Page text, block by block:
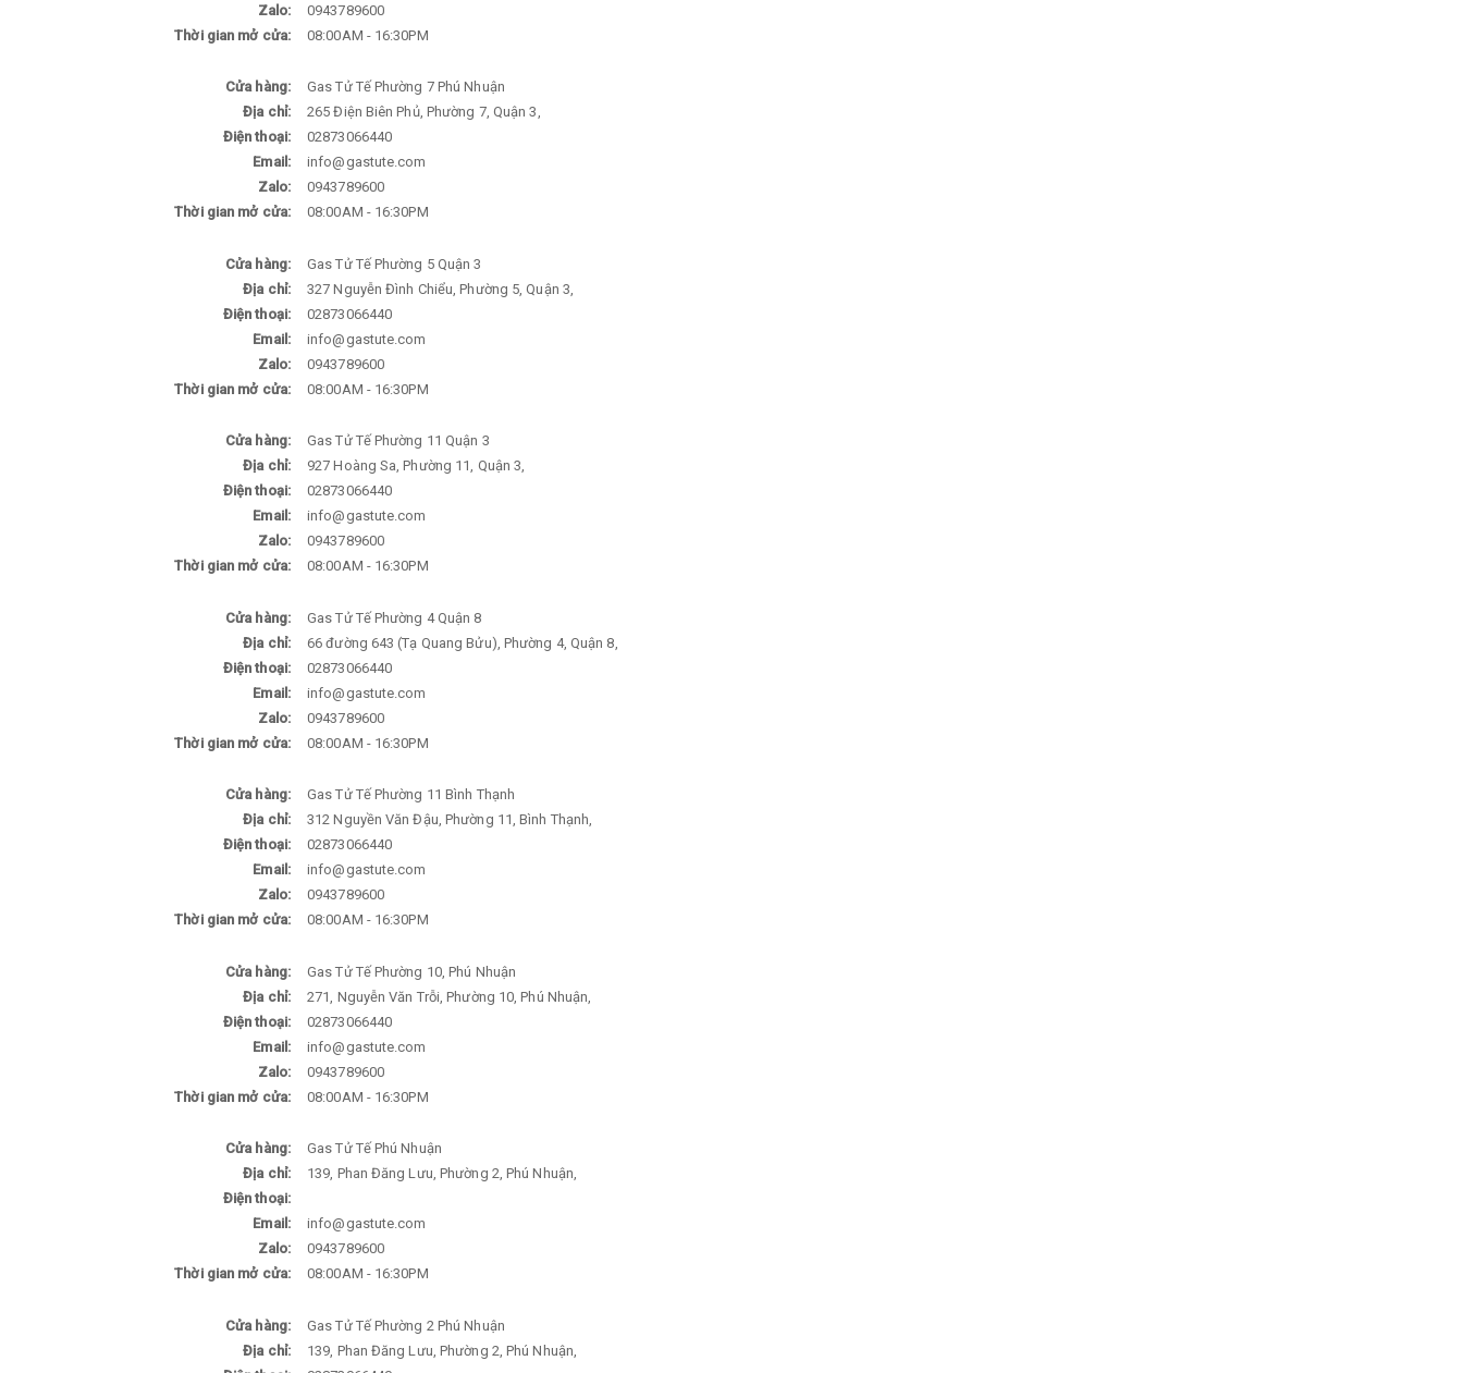
Zalo:
0943789600
Thời gian mở cửa:
08:00AM - 16:30PM
Cửa hàng:
Gas Tử Tế Phường 7 Phú Nhuận
Địa chỉ:
265 Điện Biên Phủ, Phường 7, Quận 3,
Điện thoại:
02873066440
Email:
info@gastute.com
Zalo:
0943789600
Thời gian mở cửa:
08:00AM - 16:30PM
Cửa hàng:
Gas Tử Tế Phường 5 Quận 3
Địa chỉ:
327 Nguyễn Đình Chiểu, Phường 5, Quận 3,
Điện thoại:
02873066440
Email:
info@gastute.com
Zalo:
0943789600
Thời gian mở cửa:
08:00AM - 16:30PM
Cửa hàng:
Gas Tử Tế Phường 11 Quận 3
Địa chỉ:
927 Hoàng Sa, Phường 11, Quận 3,
Điện thoại:
02873066440
Email:
info@gastute.com
Zalo:
0943789600
Thời gian mở cửa:
08:00AM - 16:30PM
Cửa hàng:
Gas Tử Tế Phường 4 Quận 8
Địa chỉ:
66 đường 643 (Tạ Quang Bửu), Phường 4, Quận 8,
Điện thoại:
02873066440
Email:
info@gastute.com
Zalo:
0943789600
Thời gian mở cửa:
08:00AM - 16:30PM
Cửa hàng:
Gas Tử Tế Phường 11 Bình Thạnh
Địa chỉ:
312 Nguyền Văn Đậu, Phường 11, Bình Thạnh,
Điện thoại:
02873066440
Email:
info@gastute.com
Zalo:
0943789600
Thời gian mở cửa:
08:00AM - 16:30PM
Cửa hàng:
Gas Tử Tế Phường 10, Phú Nhuận
Địa chỉ:
271, Nguyễn Văn Trỗi, Phường 10, Phú Nhuận,
Điện thoại:
02873066440
Email:
info@gastute.com
Zalo:
0943789600
Thời gian mở cửa:
08:00AM - 16:30PM
Cửa hàng:
Gas Tử Tế Phú Nhuận
Địa chỉ:
139, Phan Đăng Lưu, Phường 2, Phú Nhuận,
Điện thoại:
Email:
info@gastute.com
Zalo:
0943789600
Thời gian mở cửa:
08:00AM - 16:30PM
Cửa hàng:
Gas Tử Tế Phường 2 Phú Nhuận
Địa chỉ:
139, Phan Đăng Lưu, Phường 2, Phú Nhuận,